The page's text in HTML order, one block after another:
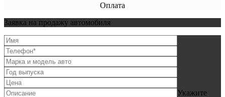
Оплата
Заявка на продажу автомобиля
Укажите